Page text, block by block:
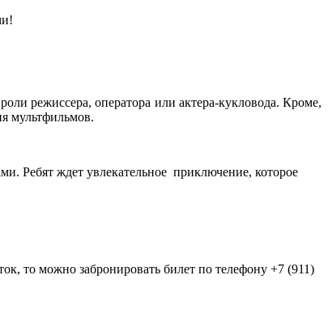
режиссера, оператора или актера-кукловода. Кроме,
мультфильмов.
Ребят ждет увлекательное приключение, которое
то можно забронировать билет по телефону +7 (911)